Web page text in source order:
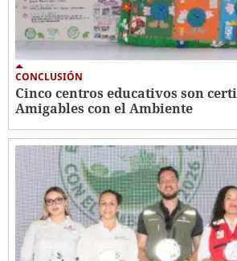
CONCLUSIÓN
Cinco centros educativos son
Amigables con el Ambiente